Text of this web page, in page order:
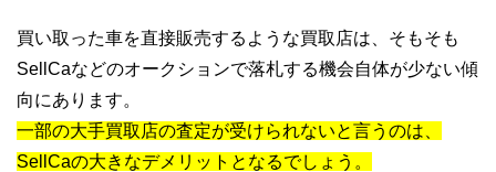
買い取った車を直接販売するような買取店は、そもそも
SellCaなどのオークションで落札する機会自体が少ない傾
向にあります。
一部の大手買取店の査定が受けられないと言うのは、
SellCaの大きなデメリットとなるでしょう。